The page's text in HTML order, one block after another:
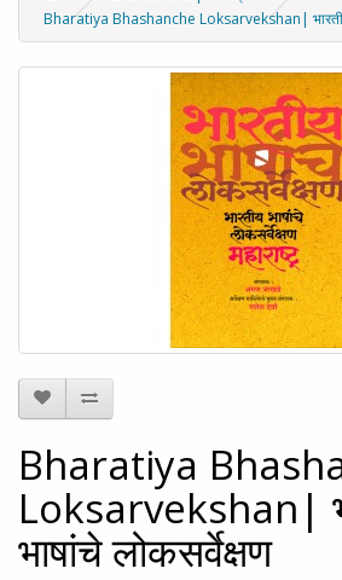
Bharatiya Bhashanche Loksarvekshan| भारतीय
Bharatiya
Loksarvekshan|
भाषांचे लोकसर्वेक्षण